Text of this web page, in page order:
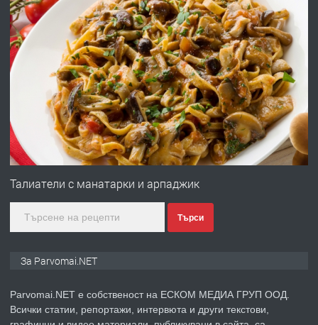
преди 1 година
ПРЕДЛАГА Работа за общи работници
преди 1 година
ПРЕДЛАГА
Първи поход "По стъпките на Ангел
преди 1 година
Талиатели с манатарки и арпаджик
Търси
За Parvomai.NET
Parvomai.NET е собственост на ЕСКОМ МЕДИА ГРУП ООД.
Всички статии, репортажи, интервюта и други текстови,